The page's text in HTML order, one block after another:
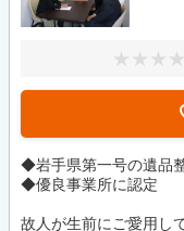
◆岩手県第一号の遺品
◆優良事業所に認定
故人が生前にご愛用し